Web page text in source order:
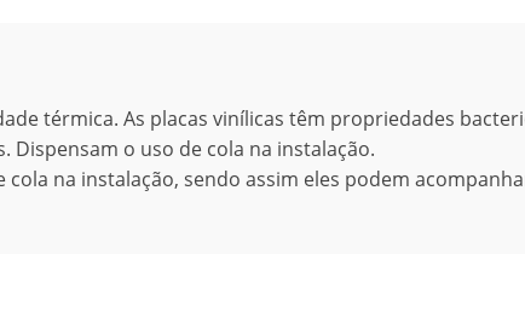
térmica. As placas vinílicas têm propriedades
o uso de cola na instalação.
na instalação, sendo assim eles podem